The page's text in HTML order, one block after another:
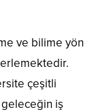
ve bilime yön
çeşitli
iş